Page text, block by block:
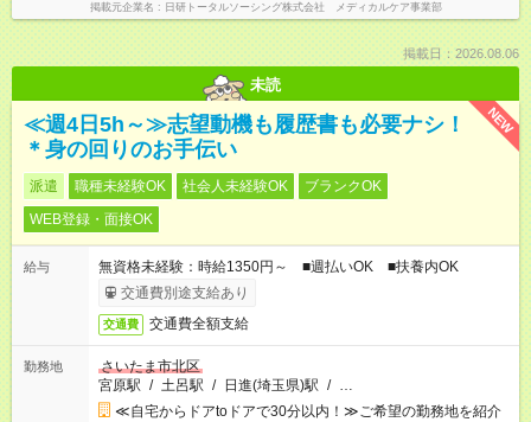
掲載元企業名 日研トータルソーシング株式会社 メディカルケア事業部
掲載日：2026.08.06
未読
NEW
≪週4日5h～≫志望動機も履歴書も必要ナシ！
＊身の回りのお手伝い
派遣 職種未経験OK 社会人未経験OK
ブランクOK
WEB登録・面接OK
給与
無資格未経験：時給1350円～ ■週払いOK ■扶養内OK
交通費別途支給あり
交通費 交通費全額支給
勤務地
さいたま市北区
宮原駅 / 土呂駅 / 日進(埼玉県)駅 / …
≪自宅からドアtoドアで30分以内！≫ご希望の勤務地を紹介